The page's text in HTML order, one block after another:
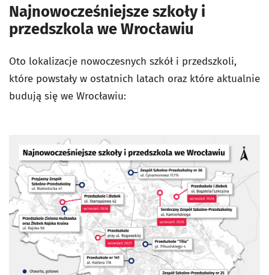
Najnowocześniejsze szkoły i
przedszkola we Wrocławiu
Oto lokalizacje nowoczesnych szkół i przedszkoli,
które powstały w ostatnich latach oraz które aktualnie
budują się we Wrocławiu: